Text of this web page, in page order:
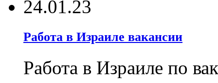
24.01.23
Работа в Израиле вакансии
Работа в Израиле по